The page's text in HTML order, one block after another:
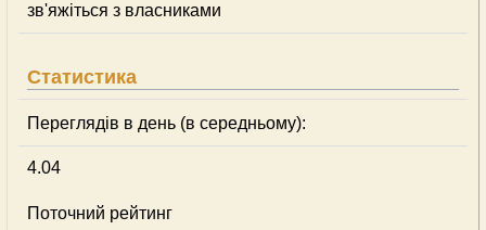
зв'яжіться з власниками
Статистика
Переглядів в день (в середньому):
4.04
Поточний рейтинг